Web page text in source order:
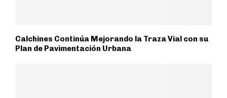
Calchines Continúa Mejorando la Traza Vial con su
Plan de Pavimentación Urbana